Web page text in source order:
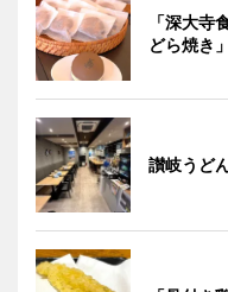
「深大寺
どら焼き」
讃岐うど